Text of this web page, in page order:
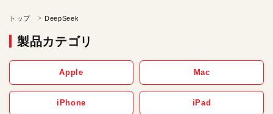
トップ DeepSeek
製品カテゴリ
Apple Mac
iPhone iPad